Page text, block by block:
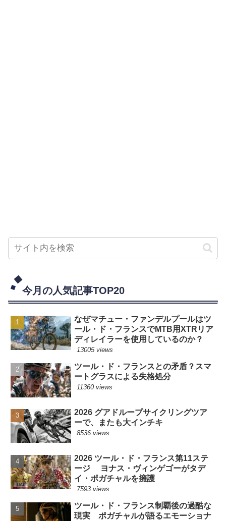
今月の人気記事TOP20
なぜマチュー・ファンデルプールはツ
ール・ド・フランスでMTB用XTRリア
ディレイラーを使用しているのか？
13005 views
ツール・ド・フランスとの矛盾？スマ
ートグラスによる失格処分
11360 views
2026 グアドループサイクリングツア
ーで、またも大インチキ
8536 views
2026 ツール・ド・フランス第11ステ
ージ ヨナス・ヴィンゲゴーがタデ
イ・ポガチャルを擁護
7593 views
ツール・ド・フランス制覇後の過酷な
現実 ポガチャルが語るエモーショナ